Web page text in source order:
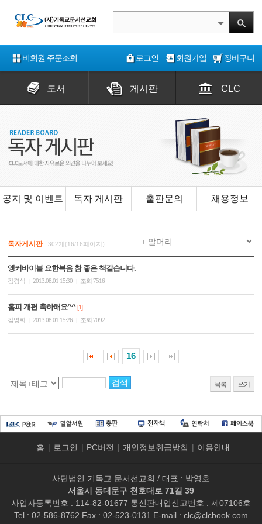
비회원 주문조회 로그인 회원가입 장바구니
도서 게시판 CLC
공지 및 이벤트 독자 게시판 출판문의 채용정보
독자게시판 302개(16/16페이지)
앵커바이블 요한복음 참 좋은 책같습니다.
김경석 2013.08.01 15:30 조회 7516
홈피 개편 축하해요^^ [1]
김영희
2013.08.01 15:26 조회 7092
16
목록 쓰기
홈 | 로그인 | PC버전 | 개인정보취급방침 | 이용안내
사단법인 기독교 문서선교회 / 대표 : 박영호
서울시 동대문구 천호대로 71길 39
사업자등록번호 : 114-82-01677 통신판매업신고번호 : 제07106호
Tel : 02-586-8762 Fax : 02-523-0131 E-mail : clc@clcbook.com